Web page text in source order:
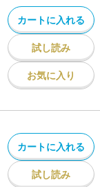
カートに入れる
試し読み
お気に入り
カートに入れる
試し読み